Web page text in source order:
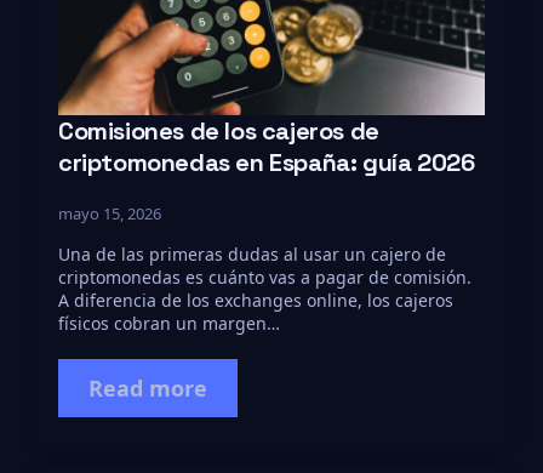
Comisiones de los cajeros de
criptomonedas en España: guía 2026
mayo 15, 2026
Una de las primeras dudas al usar un cajero de
criptomonedas es cuánto vas a pagar de comisión.
A diferencia de los exchanges online, los cajeros
físicos cobran un margen…
Read more